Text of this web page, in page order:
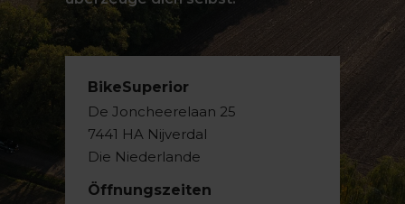
BikeSuperior
De Joncheerelaan 25
7441 HA Nijverdal
Die Niederlande
Öffnungszeiten